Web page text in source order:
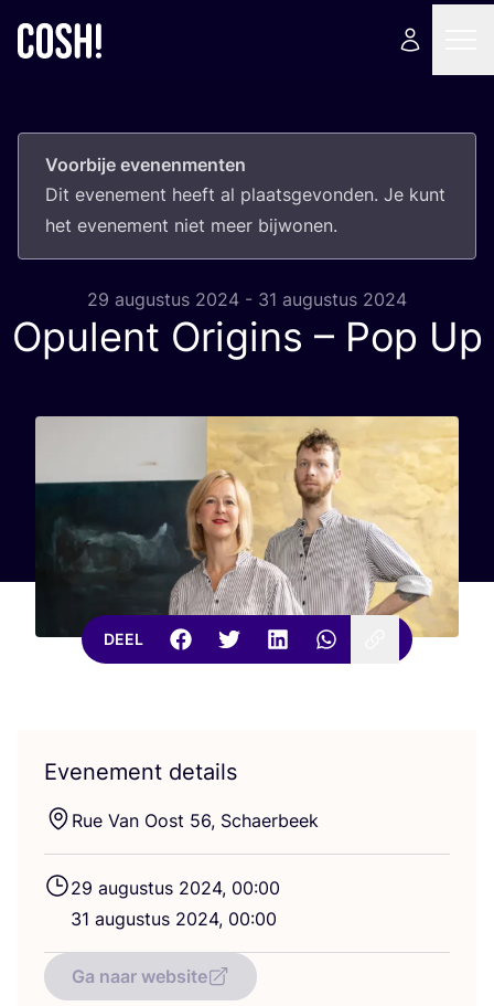
Voorbije evenenmenten
Dit eve­ne­ment heeft al plaats­ge­von­den. Je kunt
het eve­ne­ment niet meer bijwonen.
29 augustus 2024 - 31 augustus 2024
Opulent Origins – Pop Up
DEEL
Evenement details
Rue Van Oost 56, Schaerbeek
29 augus­tus 2024, 00:00
31 augus­tus 2024, 00:00
Ga naar website